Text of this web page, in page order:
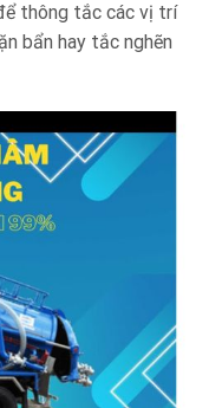
thông tắc các vị trí
bẩn hay tắc nghẽn